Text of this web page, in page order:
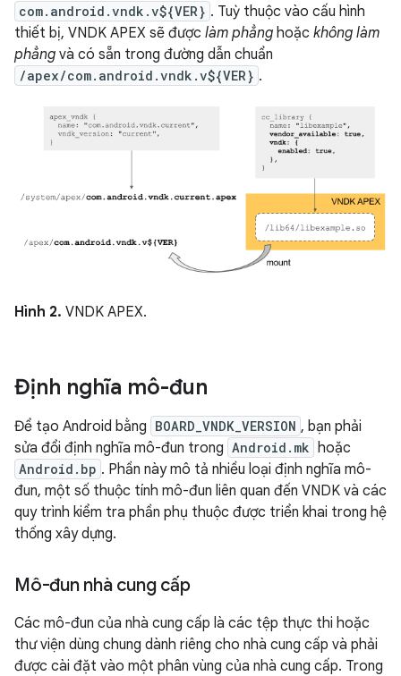
com.android.vndk.v${VER} . Tuỳ thuộc vào cấu hình
thiết bị, VNDK APEX sẽ được làm phẳng hoặc không làm
phẳng và có sẵn trong đường dẫn chuẩn
/apex/com.android.vndk.v${VER} .
Hình 2. VNDK APEX.
Định nghĩa mô-đun
Để tạo Android bằng BOARD_VNDK_VERSION , bạn phải
sửa đổi định nghĩa mô-đun trong Android.mk hoặc
Android.bp . Phần này mô tả nhiều loại định nghĩa mô-
đun, một số thuộc tính mô-đun liên quan đến VNDK và các
quy trình kiểm tra phần phụ thuộc được triển khai trong hệ
thống xây dựng.
Mô-đun nhà cung cấp
Các mô-đun của nhà cung cấp là các tệp thực thi hoặc
thư viện dùng chung dành riêng cho nhà cung cấp và phải
được cài đặt vào một phân vùng của nhà cung cấp. Trong